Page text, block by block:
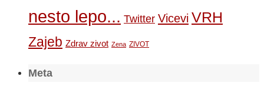
nesto lepo... Twitter Vicevi VRH
Zajeb Zdrav zivot Zena ZIVOT
Meta